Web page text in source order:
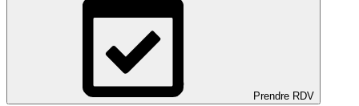
Prendre RDV